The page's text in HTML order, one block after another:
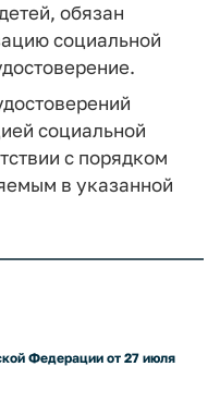
обязан
социальной
социальной
с порядком
в указанной
Федерации от 27 июля